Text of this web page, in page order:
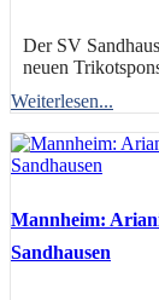
Der SV
neuen
Weiterlesen...
Mannheim:
Sandhausen